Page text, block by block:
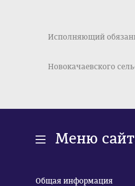
Исполняющий
Меню
Общая информация